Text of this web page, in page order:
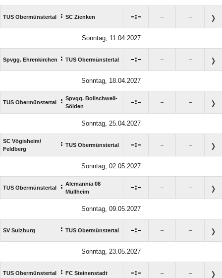
TUS Obermünstertal : SC Zienken : – –
Sonntag, 11.04.2027
Spvgg. Ehrenkirchen : TUS Obermünstertal : – –
Sonntag, 18.04.2027
TUS Obermünstertal : Spvgg. Bollschweil-
Sölden
: – –
Sonntag, 25.04.2027
SC Vögisheim/​
Feldberg
: TUS Obermünstertal : – –
Sonntag, 02.05.2027
TUS Obermünstertal : Alemannia 08
Müllheim
: – –
Sonntag, 09.05.2027
SV Sulzburg : TUS Obermünstertal : – –
Sonntag, 23.05.2027
TUS Obermünstertal : FC Steinenstadt : – –